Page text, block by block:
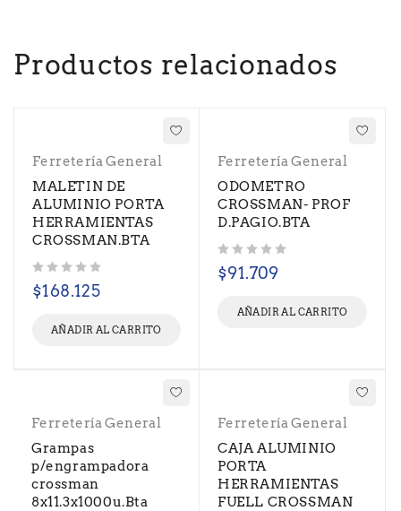
Productos relacionados
Ferretería General
MALETIN DE
ALUMINIO PORTA
HERRAMIENTAS
CROSSMAN.BTA
$168.125
AÑADIR AL CARRITO
Ferretería General
ODOMETRO
CROSSMAN- PROF
D.PAGIO.BTA
$91.709
AÑADIR AL CARRITO
Ferretería General
Grampas
p/engrampadora
crossman
8x11.3x1000u.Bta
Ferretería General
CAJA ALUMINIO
PORTA
HERRAMIENTAS
FUELL CROSSMAN